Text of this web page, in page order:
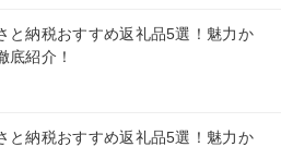
と納税おすすめ返礼品5選！魅力か
底紹介！
と納税おすすめ返礼品5選！魅力か